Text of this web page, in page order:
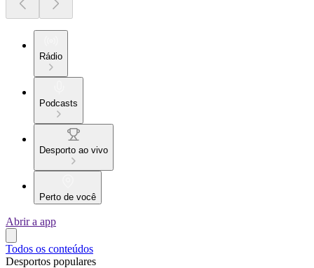
Rádio
Podcasts
Desporto ao vivo
Perto de você
Abrir a app
Todos os conteúdos
Desportos populares